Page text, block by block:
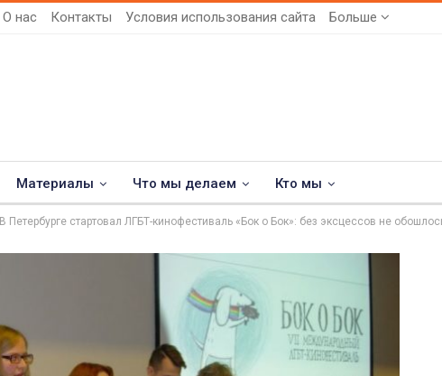
О нас Контакты Условия использования сайта Больше
Материалы Что мы делаем Кто мы
В Петербурге стартовал ЛГБТ-кинофестиваль «Бок о Бок»: без эксцессов не